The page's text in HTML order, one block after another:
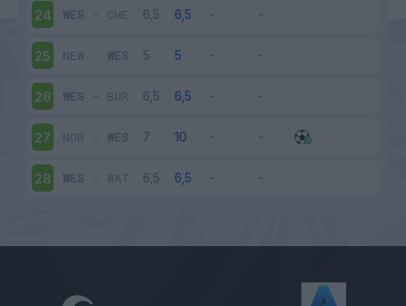
24 WES - CHE
25 NEW - WES
26 WES - BUR
27 NOR - WES
28 WES - WAT